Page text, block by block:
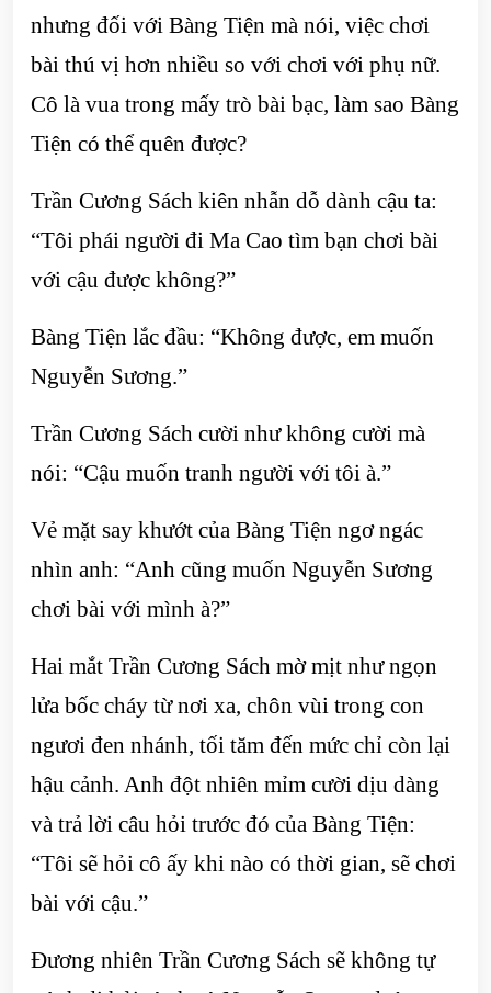
nhưng đối với Bàng Tiện mà nói, việc chơi
bài thú vị hơn nhiều so với chơi với phụ nữ.
Cô là vua trong mấy trò bài bạc, làm sao Bàng
Tiện có thể quên được?
Trần Cương Sách kiên nhẫn dỗ dành cậu ta:
“Tôi phái người đi Ma Cao tìm bạn chơi bài
với cậu được không?”
Bàng Tiện lắc đầu: “Không được, em muốn
Nguyễn Sương.”
Trần Cương Sách cười như không cười mà
nói: “Cậu muốn tranh người với tôi à.”
Vẻ mặt say khướt của Bàng Tiện ngơ ngác
nhìn anh: “Anh cũng muốn Nguyễn Sương
chơi bài với mình à?”
Hai mắt Trần Cương Sách mờ mịt như ngọn
lửa bốc cháy từ nơi xa, chôn vùi trong con
ngươi đen nhánh, tối tăm đến mức chỉ còn lại
hậu cảnh. Anh đột nhiên mỉm cười dịu dàng
và trả lời câu hỏi trước đó của Bàng Tiện:
“Tôi sẽ hỏi cô ấy khi nào có thời gian, sẽ chơi
bài với cậu.”
Đương nhiên Trần Cương Sách sẽ không tự